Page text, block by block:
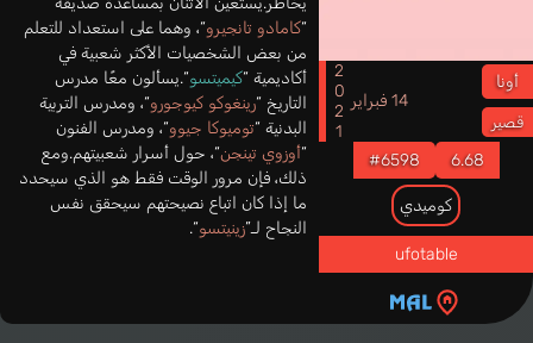
أونا
قصير
14 فبراير 2021
6.68
#6598
كوميدي
ufotable
“كامادو تانجيرو“، وهما على استعداد للتعلم
من بعض الشخصيات الأكثر شعبية في
أكاديمية “كيميتسو“.يسألون معًا مدرس
التاريخ “رينغوكو كيوجورو“، ومدرس التربية
البدنية “توميوكا جيوو“، ومدرس الفنون
“أوزوي تينجن“، حول أسرار شعبيتهم.ومع
ذلك، فإن مرور الوقت فقط هو الذي سيحدد
ما إذا كان اتباع نصيحتهم سيحقق نفس
النجاح لـ”زينيتسو“.